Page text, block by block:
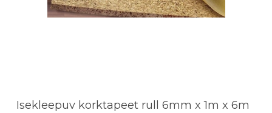
Isekleepuv korktapeet rull 6mm x 1m x 6m